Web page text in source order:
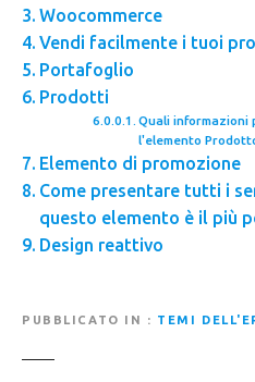
Woocommerce
Vendi facilmente i tuoi
Portafoglio
Prodotti
Quali informazioni
l'elemento
Elemento di promozione
Come presentare tutti i
questo elemento è il più
Design reattivo
PUBBLICATO IN TEMI